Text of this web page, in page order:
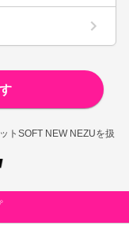
トSOFT NEW NEZUを扱う